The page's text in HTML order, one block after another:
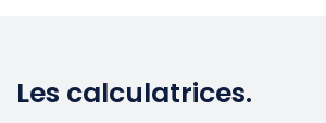
Les calculatrices.